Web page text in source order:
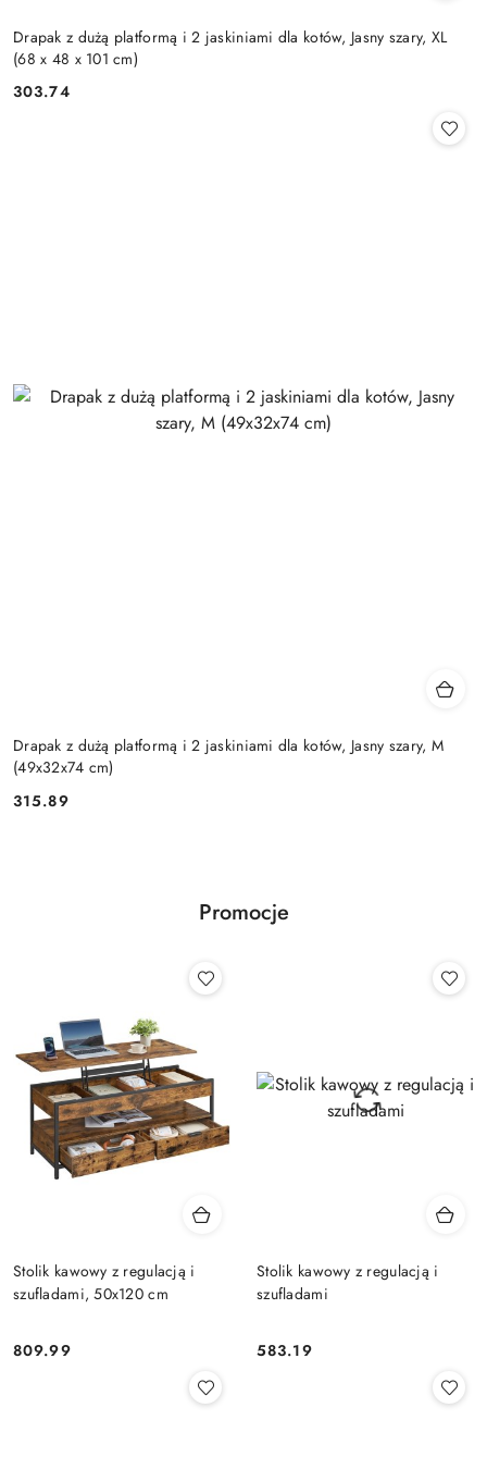
Drapak z dużą platformą i 2 jaskiniami dla kotów, Jasny szary, XL
(68 x 48 x 101 cm)
Cena:
303.74
Drapak z dużą platformą i 2 jaskiniami dla kotów, Jasny szary, M
(49x32x74 cm)
Cena:
315.89
Promocje
Stolik kawowy z regulacją i
szufladami, 50x120 cm
Cena:
809.99
Stolik kawowy z regulacją i
szufladami
Cena:
583.19